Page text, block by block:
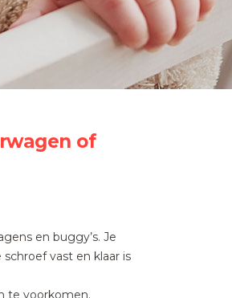
of
en buggy’s. Je
vast en klaar is
te voorkomen.